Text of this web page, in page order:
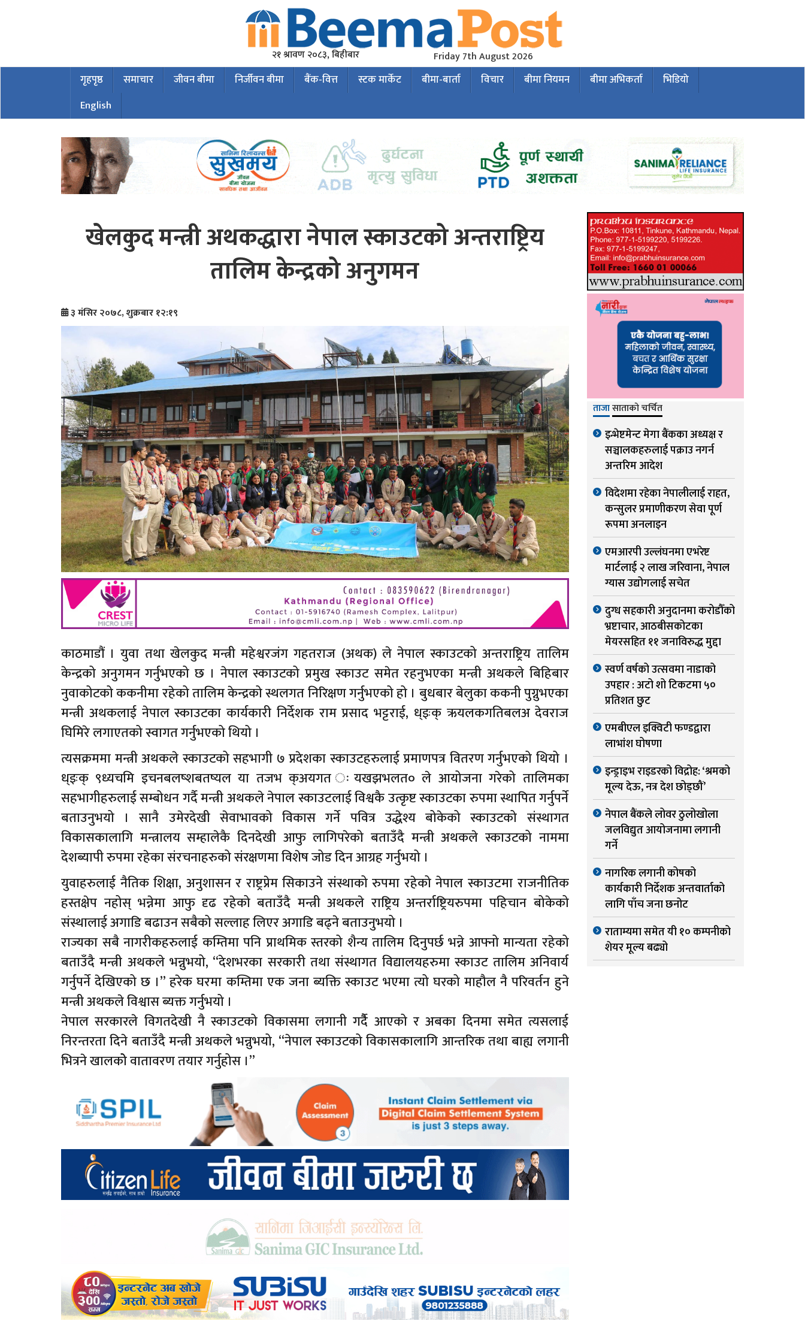
२१ श्रावण २०८३, बिहीबार Friday 7th August 2026
गृहपृष्ठ समाचार जीवन बीमा निर्जीवन बीमा बैंक-वित्त स्टक मार्केट बीमा-बार्ता विचार बीमा नियमन बीमा अभिकर्ता
भिडियो
English
खेलकुद मन्त्री अथकद्धारा नेपाल स्काउटको अन्तराष्ट्रिय
तालिम केन्द्रको अनुगमन
३ मंसिर २०७८, शुक्रबार १२:१९
काठमाडौं । युवा तथा खेलकुद मन्त्री महेश्वरजंग गहतराज (अथक) ले नेपाल स्काउटको अन्तराष्ट्रिय तालिम
केन्द्रको अनुगमन गर्नुभएको छ । नेपाल स्काउटको प्रमुख स्काउट समेत रहनुभएका मन्त्री अथकले बिहिबार
नुवाकोटको ककनीमा रहेको तालिम केन्द्रको स्थलगत निरिक्षण गर्नुभएको हो । बुधबार बेलुका ककनी पुग्नुभएका
मन्त्री अथकलाई नेपाल स्काउटका कार्यकारी निर्देशक राम प्रसाद भट्टराई, ध्इःक् ऋयलकगतिबलअ देवराज
घिमिरे लगाएतको स्वागत गर्नुभएको थियो ।
त्यसक्रममा मन्त्री अथकले स्काउटको सहभागी ७ प्रदेशका स्काउटहरुलाई प्रमाणपत्र वितरण गर्नुभएको थियो ।
ध्इःक् ९ध्यचमि इचनबलष्शबतष्यल या तजभ क्अयगत ःयखझभलत० ले आयोजना गरेको तालिमका
सहभागीहरुलाई सम्बोधन गर्दै मन्त्री अथकले नेपाल स्काउटलाई विश्वकै उत्कृष्ट स्काउटका रुपमा स्थापित गर्नुपर्ने
बताउनुभयो । सानै उमेरदेखी सेवाभावको विकास गर्ने पवित्र उद्धेश्य बोकेको स्काउटको संस्थागत
विकासकालागि मन्त्रालय सम्हालेकै दिनदेखी आफु लागिपरेको बताउँदै मन्त्री अथकले स्काउटको नाममा
देशब्यापी रुपमा रहेका संरचनाहरुको संरक्षणमा विशेष जोड दिन आग्रह गर्नुभयो ।
युवाहरुलाई नैतिक शिक्षा, अनुशासन र राष्ट्रप्रेम सिकाउने संस्थाको रुपमा रहेको नेपाल स्काउटमा राजनीतिक
हस्तक्षेप नहोस् भन्नेमा आफु दृढ रहेको बताउँदै मन्त्री अथकले राष्ट्रिय अन्तर्राष्ट्रियरुपमा पहिचान बोकेको
संस्थालाई अगाडि बढाउन सबैको सल्लाह लिएर अगाडि बढ्ने बताउनुभयो ।
राज्यका सबै नागरीकहरुलाई कम्तिमा पनि प्राथमिक स्तरको शैन्य तालिम दिनुपर्छ भन्ने आफ्नो मान्यता रहेको
बताउँदै मन्त्री अथकले भन्नुभयो, “देशभरका सरकारी तथा संस्थागत विद्यालयहरुमा स्काउट तालिम अनिवार्य
गर्नुपर्ने देखिएको छ ।” हरेक घरमा कम्तिमा एक जना ब्यक्ति स्काउट भएमा त्यो घरको माहौल नै परिवर्तन हुने
मन्त्री अथकले विश्वास ब्यक्त गर्नुभयो ।
नेपाल सरकारले विगतदेखी नै स्काउटको विकासमा लगानी गर्दैै आएको र अबका दिनमा समेत त्यसलाई
निरन्तरता दिने बताउँदै मन्त्री अथकले भन्नुभयो, “नेपाल स्काउटको विकासकालागि आन्तरिक तथा बाह्य लगानी
भित्रने खालकोे वातावरण तयार गर्नुहोस ।”
ताजासाताको चर्चित
इन्भेष्टमेन्ट मेगा बैंकका अध्यक्ष र
सञ्चालकहरुलाई पक्राउ नगर्न
अन्तरिम आदेश
विदेशमा रहेका नेपालीलाई राहत,
कन्सुलर प्रमाणीकरण सेवा पूर्ण
रूपमा अनलाइन
एमआरपी उल्लंघनमा एभरेष्ट
मार्टलाई २ लाख जरिवाना, नेपाल
ग्यास उद्योगलाई सचेत
दुग्ध सहकारी अनुदानमा करोडौँको
भ्रष्टाचार, आठबीसकोटका
मेयरसहित ११ जनाविरुद्ध मुद्दा
स्वर्ण वर्षको उत्सवमा नाडाको
उपहार : अटो शो टिकटमा ५०
प्रतिशत छुट
एमबीएल इक्विटी फण्डद्वारा
लाभांश घोषणा
इन्ड्राइभ राइडरको विद्रोह: ‘श्रमको
मूल्य देऊ, नत्र देश छोड्छौं’
नेपाल बैंकले लोवर ठुलोखोला
जलविद्युत आयोजनामा लगानी
गर्ने
नागरिक लगानी कोषको
कार्यकारी निर्देशक अन्तवार्ताको
लागि पाँच जना छनोट
राताम्यमा समेत यी १० कम्पनीको
शेयर मूल्य बढ्यो